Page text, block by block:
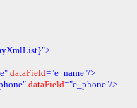
>
dataField="e_name"/>
dataField="e_phone"/>